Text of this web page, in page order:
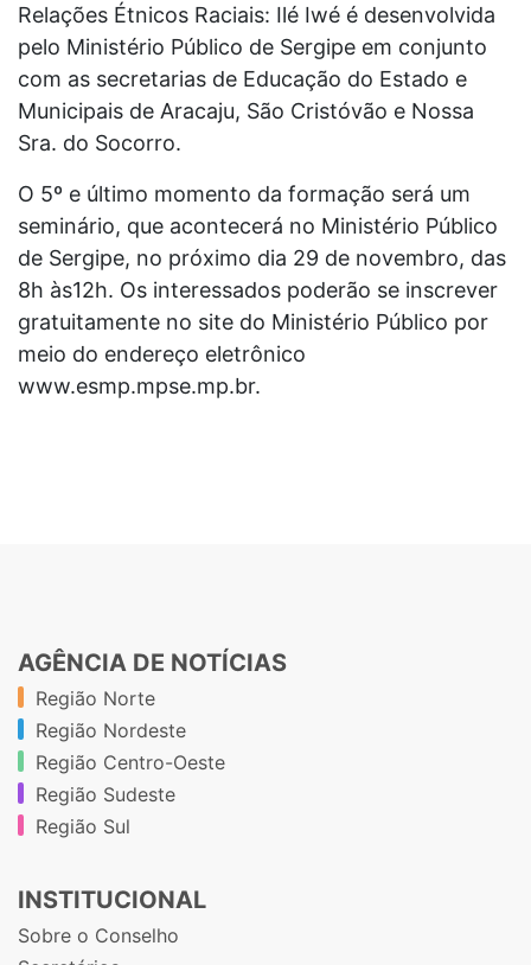
Relações Étnicos Raciais: Ilé Iwé é desenvolvida
pelo Ministério Público de Sergipe em conjunto
com as secretarias de Educação do Estado e
Municipais de Aracaju, São Cristóvão e Nossa
Sra. do Socorro.
O 5º e último momento da formação será um
seminário, que acontecerá no Ministério Público
de Sergipe, no próximo dia 29 de novembro, das
8h às12h. Os interessados poderão se inscrever
gratuitamente no site do Ministério Público por
meio do endereço eletrônico
www.esmp.mpse.mp.br.
AGÊNCIA DE NOTÍCIAS
Região Norte
Região Nordeste
Região Centro-Oeste
Região Sudeste
Região Sul
INSTITUCIONAL
Sobre o Conselho